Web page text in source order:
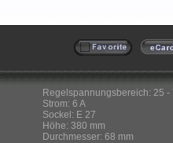
Regelspannungsbereich: 25 -
Strom: 6 A
Sockel: E 27
Höhe: 380 mm
Durchmesser: 68 mm